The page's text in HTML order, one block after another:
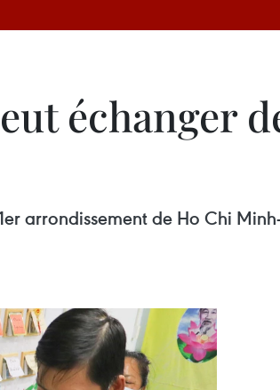
échanger
arrondissement de Ho Chi